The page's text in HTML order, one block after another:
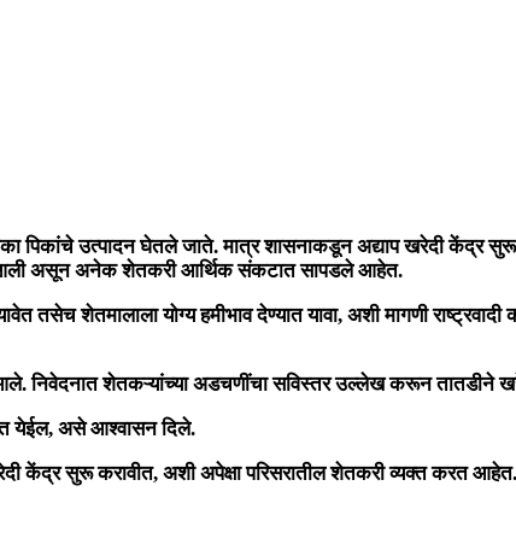
मका पिकांचे उत्पादन घेतले जाते. मात्र शासनाकडून अद्याप खरेदी केंद्र
आली असून अनेक शेतकरी आर्थिक संकटात सापडले आहेत.
तसेच शेतमालाला योग्य हमीभाव देण्यात यावा, अशी मागणी
आले. निवेदनात शेतकऱ्यांच्या अडचणींचा सविस्तर उल्लेख करून तातडीने
येईल, असे आश्वासन दिले.
केंद्र सुरू करावीत, अशी अपेक्षा परिसरातील शेतकरी व्यक्त करत आहेत.